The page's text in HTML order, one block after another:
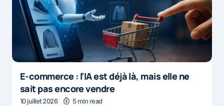
E-commerce : l’IA est déjà là, mais elle ne
sait pas encore vendre
10 juillet 2026 5 min read